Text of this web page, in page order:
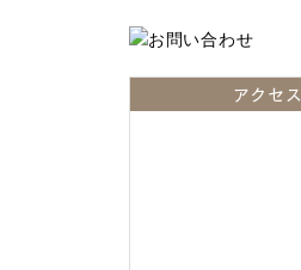
アクセス